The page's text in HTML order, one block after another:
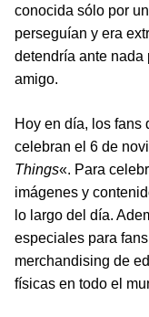
conocida sólo por
perseguían y era
detendría ante nada
amigo.
Hoy en día, los fans
celebran el 6 de
Things«. Para
imágenes y
lo largo del día.
especiales para
merchandising de
físicas en todo el